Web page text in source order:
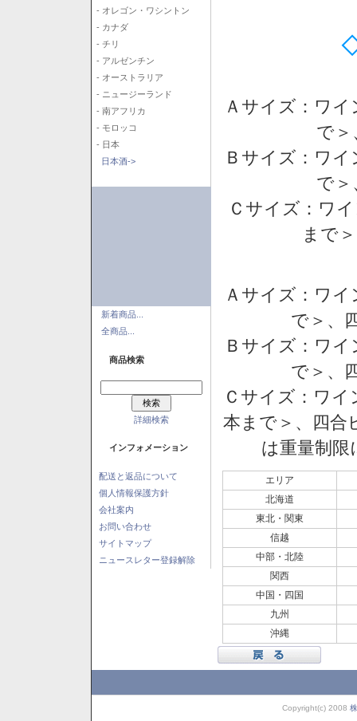
- オレゴン・ワシントン
- カナダ
- チリ
- アルゼンチン
- オーストラリア
- ニュージーランド
- 南アフリカ
- モロッコ
- 日本
日本酒->
新着商品...
全商品...
商品検索
詳細検索
インフォメーション
配送と返品について
個人情報保護方針
会社案内
お問い合わせ
サイトマップ
ニュースレター登録解除
Ａサイズ：ワ
で
Ｂサイズ：ワ
で
Ｃサイズ：ワ
まで
Ａサイズ：ワ
で＞、
Ｂサイズ：ワ
で＞、
Ｃサイズ：ワイ
本まで＞、四
は重量制
エリア
北海道
東北・関東
信越
中部・北陸
関西
中国・四国
九州
沖縄
Copyright(c) 2008